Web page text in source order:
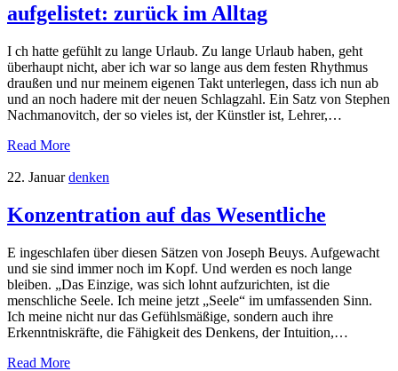
aufgelistet: zurück im Alltag
I ch hatte gefühlt zu lange Urlaub. Zu lange Urlaub haben, geht
überhaupt nicht, aber ich war so lange aus dem festen Rhythmus
draußen und nur meinem eigenen Takt unterlegen, dass ich nun ab
und an noch hadere mit der neuen Schlagzahl. Ein Satz von Stephen
Nachmanovitch, der so vieles ist, der Künstler ist, Lehrer,…
Read More
22. Januar denken
Konzentration auf das Wesentliche
E ingeschlafen über diesen Sätzen von Joseph Beuys. Aufgewacht
und sie sind immer noch im Kopf. Und werden es noch lange
bleiben. „Das Einzige, was sich lohnt aufzurichten, ist die
menschliche Seele. Ich meine jetzt „Seele“ im umfassenden Sinn.
Ich meine nicht nur das Gefühlsmäßige, sondern auch ihre
Erkenntniskräfte, die Fähigkeit des Denkens, der Intuition,…
Read More